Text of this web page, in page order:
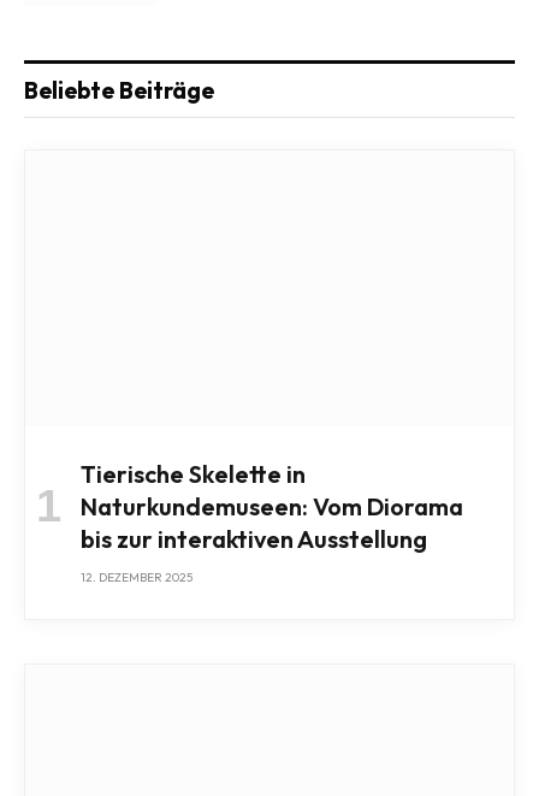
Beliebte Beiträge
Tierische Skelette in
Naturkundemuseen: Vom Diorama
bis zur interaktiven Ausstellung
12. DEZEMBER 2025